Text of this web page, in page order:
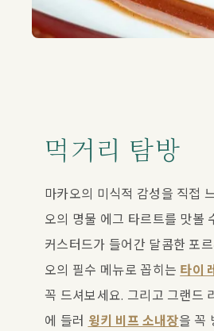
먹거리 탐방
마카오의 미식적 감성을 직접
오의 명물 에그 타르트를 맛볼
커스터드가 들어간 달콤한 포
오의 필수 메뉴로 꼽히는 타이
꼭 드셔보세요. 그리고 그랜드
에 들러 윙키 비프 소내장을 꼭